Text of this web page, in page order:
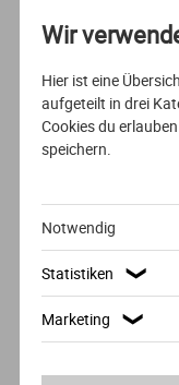
Sport- und
Europäische
Perspektive
Fernstudium
DUALES /
DEUTSCH
Duales
Wir
Hier ist eine
aufgeteilt in drei
Cookies du
speichern.
Notwendig
Statistiken ❯
Marketing ❯